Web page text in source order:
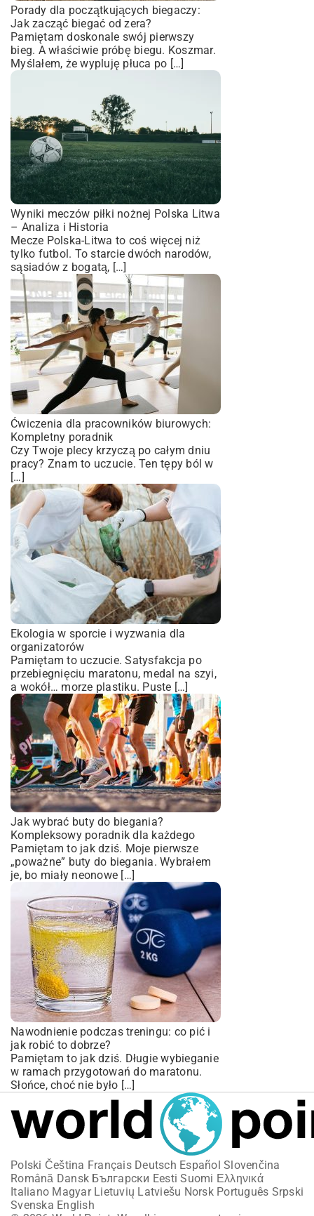
Porady dla początkujących biegaczy:
Jak zacząć biegać od zera?
Pamiętam doskonale swój pierwszy
bieg. A właściwie próbę biegu. Koszmar.
Myślałem, że wypluję płuca po […]
Wyniki meczów piłki nożnej Polska Litwa
– Analiza i Historia
Mecze Polska-Litwa to coś więcej niż
tylko futbol. To starcie dwóch narodów,
sąsiadów z bogatą, […]
Ćwiczenia dla pracowników biurowych:
Kompletny poradnik
Czy Twoje plecy krzyczą po całym dniu
pracy? Znam to uczucie. Ten tępy ból w
[…]
Ekologia w sporcie i wyzwania dla
organizatorów
Pamiętam to uczucie. Satysfakcja po
przebiegnięciu maratonu, medal na szyi,
a wokół… morze plastiku. Puste […]
Jak wybrać buty do biegania?
Kompleksowy poradnik dla każdego
Pamiętam to jak dziś. Moje pierwsze
„poważne” buty do biegania. Wybrałem
je, bo miały neonowe […]
Nawodnienie podczas treningu: co pić i
jak robić to dobrze?
Pamiętam to jak dziś. Długie wybieganie
w ramach przygotowań do maratonu.
Słońce, choć nie było […]
Polski Čeština Français Deutsch Español Slovenčina
Română Dansk Български Eesti Suomi Ελληνικά
Italiano Magyar Lietuvių Latviešu Norsk Português Srpski
Svenska English